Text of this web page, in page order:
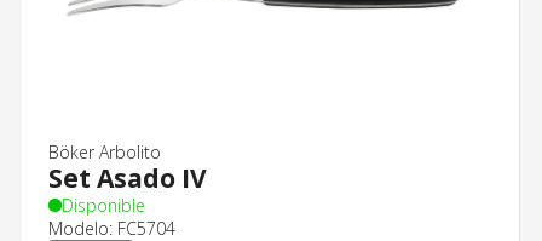
Böker Arbolito
Set Asado IV
Disponible
Modelo: FC5704